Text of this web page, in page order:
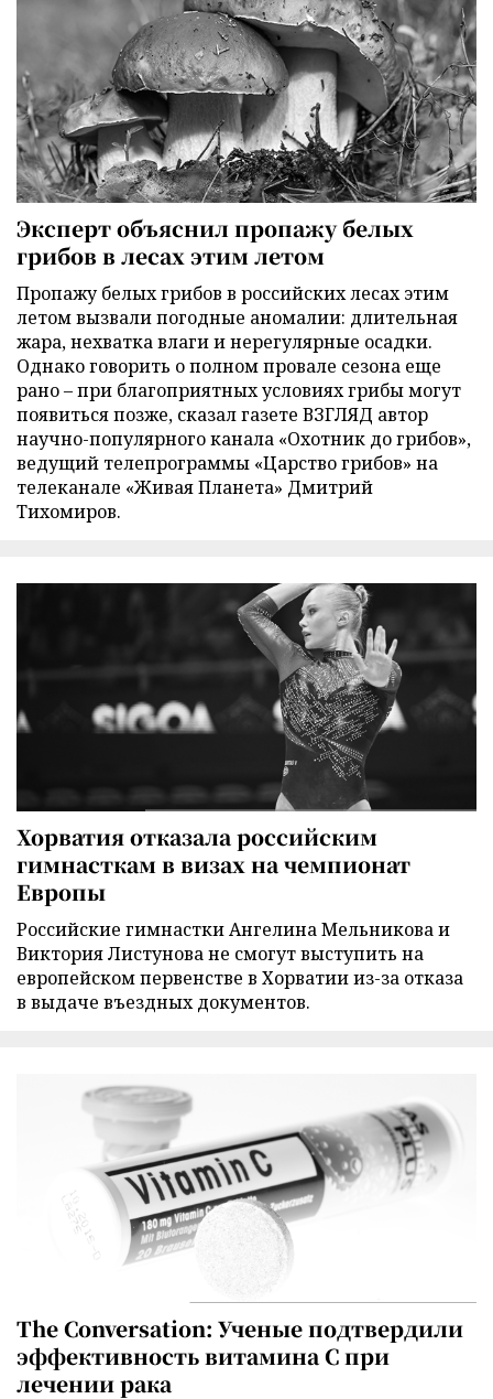
Эксперт объяснил пропажу белых
грибов в лесах этим летом
Пропажу белых грибов в российских лесах этим
летом вызвали погодные аномалии: длительная
жара, нехватка влаги и нерегулярные осадки.
Однако говорить о полном провале сезона еще
рано – при благоприятных условиях грибы могут
появиться позже, сказал газете ВЗГЛЯД автор
научно-популярного канала «Охотник до грибов»,
ведущий телепрограммы «Царство грибов» на
телеканале «Живая Планета» Дмитрий
Тихомиров.
Хорватия отказала российским
гимнасткам в визах на чемпионат
Европы
Российские гимнастки Ангелина Мельникова и
Виктория Листунова не смогут выступить на
европейском первенстве в Хорватии из-за отказа
в выдаче въездных документов.
The Conversation: Ученые подтвердили
эффективность витамина C при
лечении рака